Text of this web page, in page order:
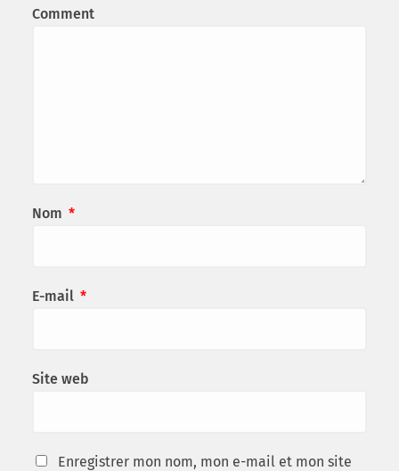
Comment
Nom *
E-mail *
Site web
Enregistrer mon nom, mon e-mail et mon site